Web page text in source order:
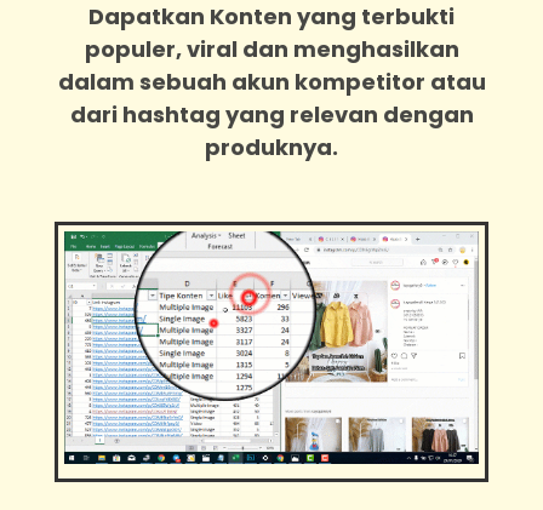
Dapatkan Konten yang terbukti
populer, viral dan menghasilkan
dalam sebuah akun kompetitor atau
dari hashtag yang relevan dengan
produknya.